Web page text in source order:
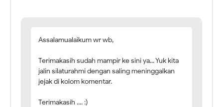
Assalamualaikum wr wb,
Terimakasih sudah mampir ke sini ya... Yuk kita
jalin silaturahmi dengan saling meninggalkan
jejak di kolom komentar.
Terimakasih .... :)